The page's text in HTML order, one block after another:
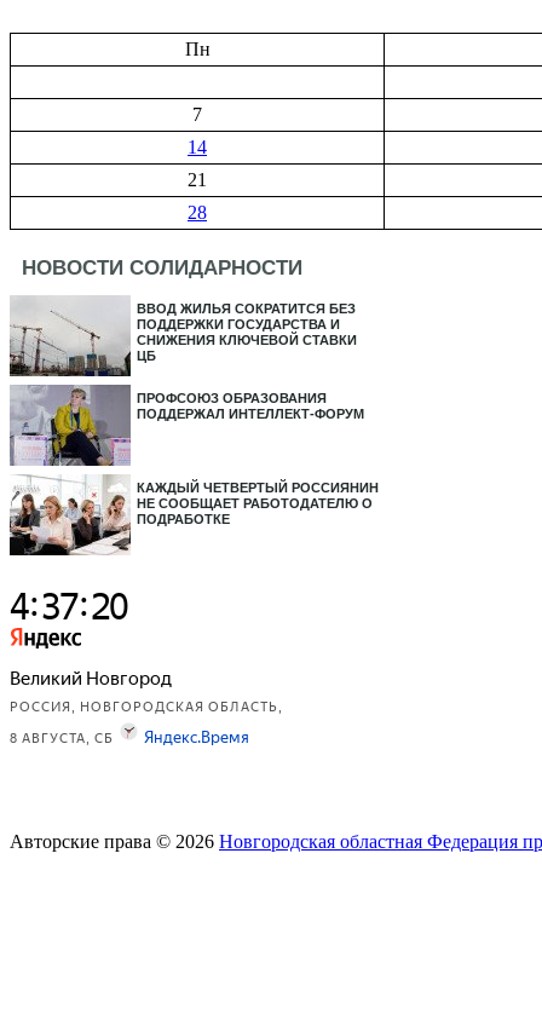
Пн
7
14
21
28
НОВОСТИ СОЛИДАРНОСТИ
ВВОД ЖИЛЬЯ СОКРАТИТСЯ БЕЗ
ПОДДЕРЖКИ ГОСУДАРСТВА И
СНИЖЕНИЯ КЛЮЧЕВОЙ СТАВКИ
ЦБ
ПРОФСОЮЗ ОБРАЗОВАНИЯ
ПОДДЕРЖАЛ ИНТЕЛЛЕКТ-ФОРУМ
КАЖДЫЙ ЧЕТВЕРТЫЙ РОССИЯНИН
НЕ СООБЩАЕТ РАБОТОДАТЕЛЮ О
ПОДРАБОТКЕ
Авторские права © 2026 Новгородская областная Федерация